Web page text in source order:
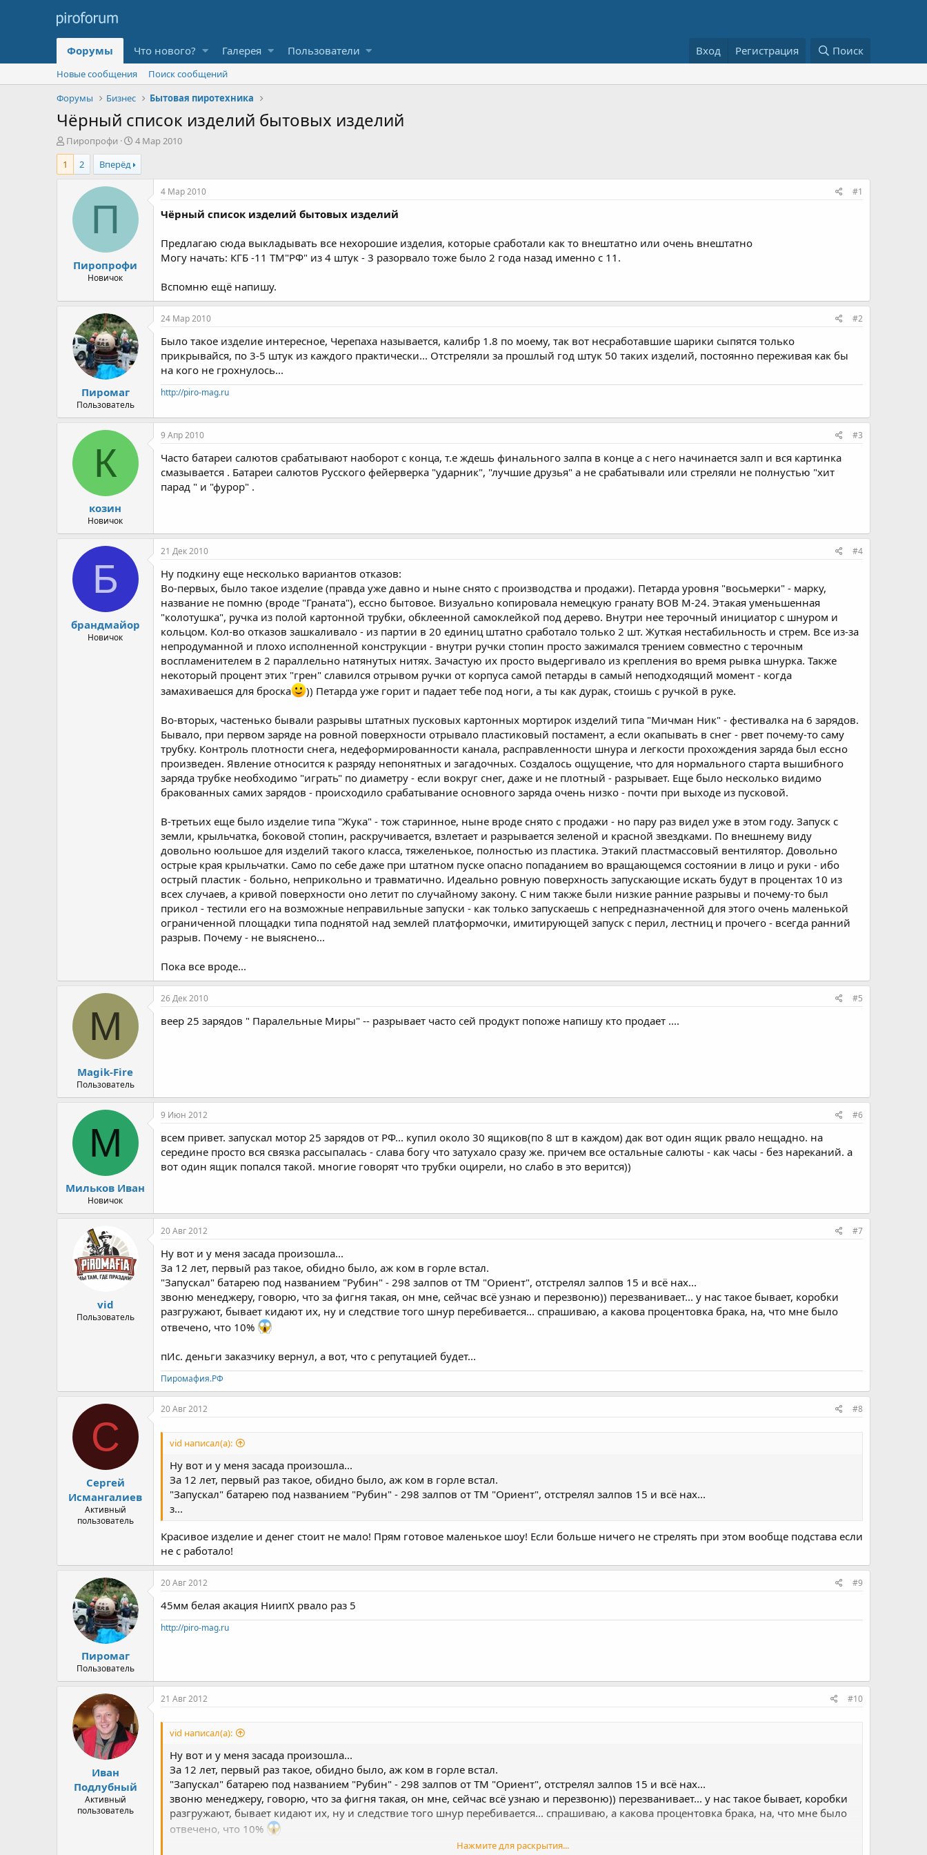
Форумы Что нового? Галерея Пользователи Вход Регистрация Поиск
Новые сообщения
Поиск сообщений
Форумы
Бизнес Бытовая пиротехника
Чёрный список изделий бытовых изделий
А
в
т
о
Пиропрофи
Д
а
т
а
а
ч
а
л
4 Мар 2010
1
2 Вперёд
П
Пиропрофи
Новичок
4 Мар 2010 #1
Чёрный список изделий бытовых изделий
Предлагаю сюда выкладывать все нехорошие изделия, которые сработали как то внештатно или очень внештатно
Могу начать: КГБ -11 ТМ"РФ" из 4 штук - 3 разорвало тоже было 2 года назад именно с 11.
Вспомню ещё напишу.
Пиромаг
Пользователь
24 Мар 2010 #2
Было такое изделие интересное, Черепаха называется, калибр 1.8 по моему, так вот несработавшие шарики сыпятся только
прикрывайся, по 3-5 штук из каждого практически... Отстреляли за прошлый год штук 50 таких изделий, постоянно переживая как бы
на кого не грохнулось...
http://piro-mag.ru
К
козин
Новичок
9 Апр 2010 #3
Часто батареи салютов срабатывают наоборот с конца, т.е ждешь финального залпа в конце а с него начинается залп и вся картинка
смазывается . Батареи салютов Русского фейерверка "ударник", "лучшие друзья" а не срабатывали или стреляли не полнустью "хит
парад " и "фурор" .
Б
брандмайор
Новичок
21 Дек 2010 #4
Ну подкину еще несколько вариантов отказов:
Во-первых, было такое изделие (правда уже давно и ныне снято с производства и продажи). Петарда уровня "восьмерки" - марку,
название не помню (вроде "Граната"), ессно бытовое. Визуально копировала немецкую гранату ВОВ М-24. Этакая уменьшенная
"колотушка", ручка из полой картонной трубки, обклеенной самоклейкой под дерево. Внутри нее терочный инициатор с шнуром и
кольцом. Кол-во отказов зашкаливало - из партии в 20 единиц штатно сработало только 2 шт. Жуткая нестабильность и стрем. Все из-за
непродуманной и плохо исполненной конструкции - внутри ручки стопин просто зажимался трением совместно с терочным
воспламенителем в 2 параллельно натянутых нитях. Зачастую их просто выдергивало из крепления во время рывка шнурка. Также
некоторый процент этих "грен" славился отрывом ручки от корпуса самой петарды в самый неподходящий момент - когда
замахиваешся для броска
)) Петарда уже горит и падает тебе под ноги, а ты как дурак, стоишь с ручкой в руке.
Во-вторых, частенько бывали разрывы штатных пусковых картонных мортирок изделий типа "Мичман Ник" - фестивалка на 6 зарядов.
Бывало, при первом заряде на ровной поверхности отрывало пластиковый постамент, а если окапывать в снег - рвет почему-то саму
трубку. Контроль плотности снега, недеформированности канала, расправленности шнура и легкости прохождения заряда был ессно
произведен. Явление относится к разряду непонятных и загадочных. Создалось ощущение, что для нормального старта вышибного
заряда трубке необходимо "играть" по диаметру - если вокруг снег, даже и не плотный - разрывает. Еще было несколько видимо
бракованных самих зарядов - происходило срабатывание основного заряда очень низко - почти при выходе из пусковой.
В-третьих еще было изделие типа "Жука" - тож старинное, ныне вроде снято с продажи - но пару раз видел уже в этом году. Запуск с
земли, крыльчатка, боковой стопин, раскручивается, взлетает и разрывается зеленой и красной звездками. По внешнему виду
довольно юольшое для изделий такого класса, тяжеленькое, полностью из пластика. Этакий пластмассовый вентилятор. Довольно
острые края крыльчатки. Само по себе даже при штатном пуске опасно попаданием во вращающемся состоянии в лицо и руки - ибо
острый пластик - больно, неприкольно и травматично. Идеально ровную поверхность запускающие искать будут в процентах 10 из
всех случаев, а кривой поверхности оно летит по случайному закону. С ним также были низкие ранние разрывы и почему-то был
прикол - тестили его на возможные неправильные запуски - как только запускаешь с непредназначенной для этого очень маленькой
ограниченной площадки типа поднятой над землей платформочки, имитирующей запуск с перил, лестниц и прочего - всегда ранний
разрыв. Почему - не выяснено...
Пока все вроде...
M
Magik-Fire
Пользователь
26 Дек 2010 #5
веер 25 зарядов " Паралельные Миры" -- разрывает часто сей продукт попоже напишу кто продает ....
М
Мильков Иван
Новичок
9 Июн 2012 #6
всем привет. запускал мотор 25 зарядов от РФ... купил около 30 ящиков(по 8 шт в каждом) дак вот один ящик рвало нещадно. на
середине просто вся связка рассыпалась - слава богу что затухало сразу же. причем все остальные салюты - как часы - без нареканий. а
вот один ящик попался такой. многие говорят что трубки оцирели, но слабо в это верится))
vid
Пользователь
20 Авг 2012 #7
Ну вот и у меня засада произошла...
За 12 лет, первый раз такое, обидно было, аж ком в горле встал.
"Запускал" батарею под названием "Рубин" - 298 залпов от ТМ "Ориент", отстрелял залпов 15 и всё нах...
звоню менеджеру, говорю, что за фигня такая, он мне, сейчас всё узнаю и перезвоню)) перезванивает... у нас такое бывает, коробки
разгружают, бывает кидают их, ну и следствие того шнур перебивается... спрашиваю, а какова процентовка брака, на, что мне было
отвечено, что 10%
пИс. деньги заказчику вернул, а вот, что с репутацией будет...
Пиромафия.РФ
С
Сергей
Исмангалиев
Активный
пользователь
20 Авг 2012 #8
vid написал(а):
Ну вот и у меня засада произошла...
За 12 лет, первый раз такое, обидно было, аж ком в горле встал.
"Запускал" батарею под названием "Рубин" - 298 залпов от ТМ "Ориент", отстрелял залпов 15 и всё нах...
з...
Красивое изделие и денег стоит не мало! Прям готовое маленькое шоу! Если больше ничего не стрелять при этом вообще подстава если
не с работало!
Пиромаг
Пользователь
20 Авг 2012 #9
45мм белая акация НиипХ рвало раз 5
http://piro-mag.ru
Иван
Подлубный
Активный
пользователь
21 Авг 2012 #10
vid написал(а):
Ну вот и у меня засада произошла...
За 12 лет, первый раз такое, обидно было, аж ком в горле встал.
"Запускал" батарею под названием "Рубин" - 298 залпов от ТМ "Ориент", отстрелял залпов 15 и всё нах...
звоню менеджеру, говорю, что за фигня такая, он мне, сейчас всё узнаю и перезвоню)) перезванивает... у нас такое бывает, коробки
разгружают, бывает кидают их, ну и следствие того шнур перебивается... спрашиваю, а какова процентовка брака, на, что мне было
отвечено, что 10%
Нажмите для раскрытия...